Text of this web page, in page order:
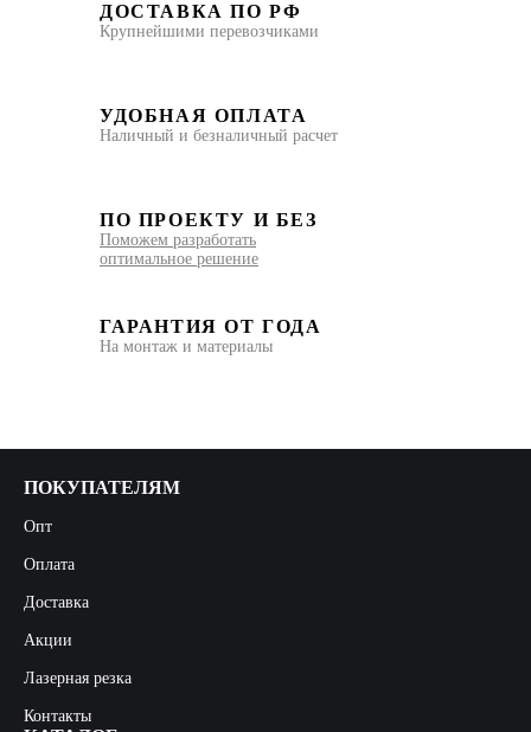
ДОСТАВКА ПО РФ
Крупнейшими перевозчиками
УДОБНАЯ ОПЛАТА
Наличный и безналичный расчет
ПО ПРОЕКТУ И БЕЗ
Поможем разработать
оптимальное решение
ГАРАНТИЯ ОТ ГОДА
На монтаж и материалы
ПОКУПАТЕЛЯМ
Опт
Оплата
Доставка
Акции
Лазерная резка
Контакты